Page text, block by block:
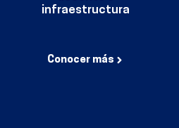
infraestructura
Conocer más